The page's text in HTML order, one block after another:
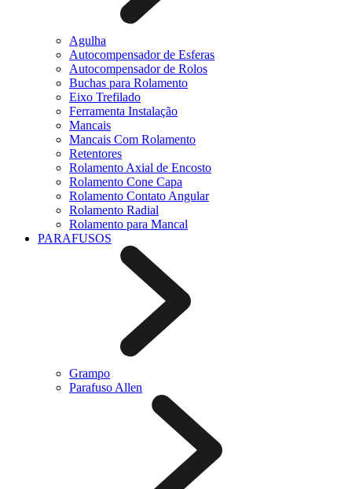
Agulha
Autocompensador de Esferas
Autocompensador de Rolos
Buchas para Rolamento
Eixo Trefilado
Ferramenta Instalação
Mancais
Mancais Com Rolamento
Retentores
Rolamento Axial de Encosto
Rolamento Cone Capa
Rolamento Contato Angular
Rolamento Radial
Rolamento para Mancal
PARAFUSOS
Grampo
Parafuso Allen